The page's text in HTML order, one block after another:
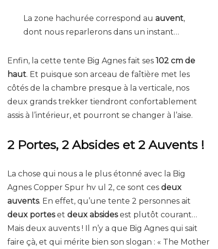
La zone hachurée correspond auauvent,
dont nous reparlerons dans un instant…
Enfin, la cette tente Big Agnes fait ses 102 cm de
haut. Et puisque son arceau de faîtière met les
côtés de la chambre presque à la verticale, nos
deux grands trekker tiendront confortablement
assis à l’intérieur, et pourront se changer à l’aise.
2 Portes, 2 Absides et 2 Auvents !
La chose qui nous a le plus étonné avec la Big
Agnes Copper Spur hv ul 2, ce sont ces deux
auvents. En effet, qu’une tente 2 personnes ait
deux porteset deux absidesest plutôt courant…
Mais deux auvents ! Il n’y a que Big Agnes qui sait
faire çà, et qui mérite bien son slogan : « The Mother